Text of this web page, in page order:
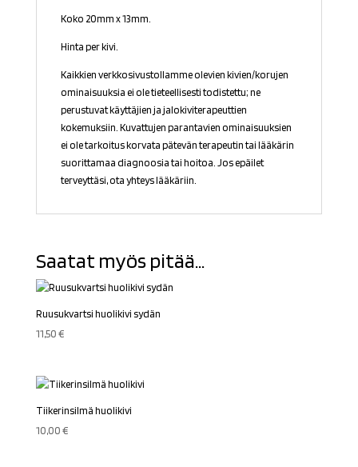
Koko 20mm x 13mm.
Hinta per kivi.
Kaikkien verkkosivustollamme olevien kivien/korujen
ominaisuuksia ei ole tieteellisesti todistettu; ne
perustuvat käyttäjien ja jalokiviterapeuttien
kokemuksiin. Kuvattujen parantavien ominaisuuksien
ei ole tarkoitus korvata pätevän terapeutin tai lääkärin
suorittamaa diagnoosia tai hoitoa. Jos epäilet
terveyttäsi, ota yhteys lääkäriin.
Saatat myös pitää...
Ruusukvartsi huolikivi sydän
11,50€
Tiikerinsilmä huolikivi
10,00€